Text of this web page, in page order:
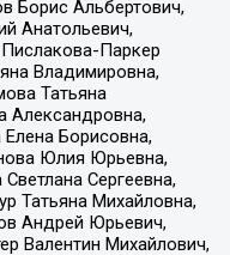
Борис Альбертович,
Анатольевич,
Паркер
Владимировна,
Татьяна
Александровна,
Борисовна,
Юлия Юрьевна,
Сергеевна,
Татьяна Михайловна,
Андрей Юрьевич,
Валентин Михайлович,